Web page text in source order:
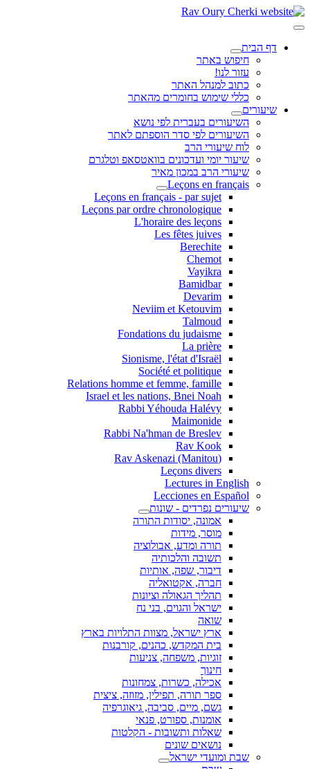
דף הבית
חיפוש באתר
עזור לנו!
כתוב למנהל האתר
כללי שימוש בחומרים מהאתר
שיעורים
השיעורים בעברית לפי נושא
השיעורים לפי סדר הוספתם לאתר
לוח שיעורי הרב
שיעור יומי ועדכונים בוואטסאפ וטלגרם
שיעורי הרב במכון מאיר
Leçons en français
Leçons en français - par sujet
Leçons par ordre chronologique
L'horaire des leçons
Les fêtes juives
Berechite
Chemot
Vayikra
Bamidbar
Devarim
Neviim et Ketouvim
Talmoud
Fondations du judaisme
La prière
Sionisme, l'état d'Israël
Société et politique
Relations homme et femme, famille
Israel et les nations, Bnei Noah
Rabbi Yéhouda Halévy
Maimonide
Rabbi Na'hman de Breslev
Rav Kook
(Rav Askenazi (Manitou
Leçons divers
Lectures in English
Lecciones en Español
שיעורים נפרדים - שונות
אמונה, יסודות התורה
מוסר, מידות
תורה ומדע, אבולוציה
תשובה והלכותיה
דיבור, שפה, אותיות
חברה, אקטואליה
תהליך הגאולה וציונות
ישראל והגוים, בני נח
שואה
ארץ ישראל, מצוות התלויות בארץ
בית המקדש, כהנים, קורבנות
זוגיות, משפחה, צניעות
חינוך
אכילה, כשרות, צמחונות
ספר תורה, תפילין, מזוזה, ציצית
גשם, מיים, סביבה, גיאוגרפיה
אומנות, ספורט, פנאי
שאלות ותשובות - הקלטות
נושאים שונים
שבת ומועדי ישראל